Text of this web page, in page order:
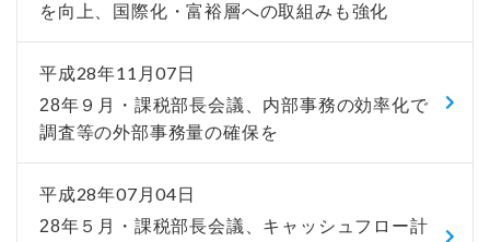
を向上、国際化・富裕層への取組みも強化
平成28年11月07日
28年９月・課税部長会議、内部事務の効率化で
調査等の外部事務量の確保を
平成28年07月04日
28年５月・課税部長会議、キャッシュフロー計